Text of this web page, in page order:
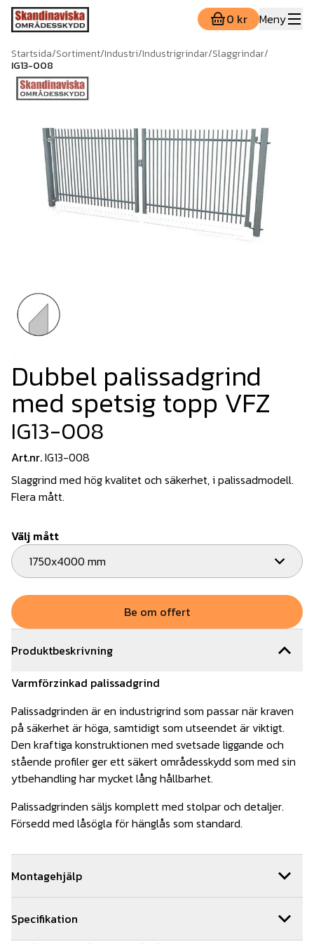
0 kr Meny
Startsida/Sortiment/Industri/Industrigrindar/Slaggrindar/
IG13-008
Produktbeskrivning
Varmförzinkad palissadgrind
Palissadgrinden är en industrigrind som passar när kraven
på säkerhet är höga, samtidigt som utseendet är viktigt.
Den kraftiga konstruktionen med svetsade liggande och
stående profiler ger ett säkert områdesskydd som med sin
ytbehandling har mycket lång hållbarhet.
Palissadgrinden säljs komplett med stolpar och detaljer.
Försedd med låsögla för hänglås som standard.
Montagehjälp
beställer montage av oss får ni 5 års montage och
materialgaranti. Vi samarbetar med ett brett nätverk av
Specifikation
Dubbel palissadgrind
med spetsig topp VFZ
IG13-008
Art.nr.IG13-008
Slaggrind med hög kvalitet och säkerhet, i palissadmodell.
Flera mått.
Välj mått
1750x4000 mm
Be om offert